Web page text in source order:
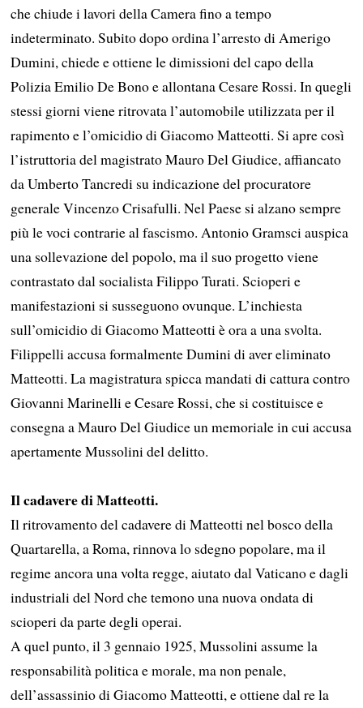
che chiude i lavori della Camera fino a tempo
indeterminato. Subito dopo ordina l’arresto di Amerigo
Dumini, chiede e ottiene le dimissioni del capo della
Polizia Emilio De Bono e allontana Cesare Rossi. In quegli
stessi giorni viene ritrovata l’automobile utilizzata per il
rapimento e l’omicidio di Giacomo Matteotti. Si apre così
l’istruttoria del magistrato Mauro Del Giudice, affiancato
da Umberto Tancredi su indicazione del procuratore
generale Vincenzo Crisafulli. Nel Paese si alzano sempre
più le voci contrarie al fascismo. Antonio Gramsci auspica
una sollevazione del popolo, ma il suo progetto viene
contrastato dal socialista Filippo Turati. Scioperi e
manifestazioni si susseguono ovunque. L’inchiesta
sull’omicidio di Giacomo Matteotti è ora a una svolta.
Filippelli accusa formalmente Dumini di aver eliminato
Matteotti. La magistratura spicca mandati di cattura contro
Giovanni Marinelli e Cesare Rossi, che si costituisce e
consegna a Mauro Del Giudice un memoriale in cui accusa
apertamente Mussolini del delitto.
Il cadavere di Matteotti.
Il ritrovamento del cadavere di Matteotti nel bosco della
Quartarella, a Roma, rinnova lo sdegno popolare, ma il
regime ancora una volta regge, aiutato dal Vaticano e dagli
industriali del Nord che temono una nuova ondata di
scioperi da parte degli operai.
A quel punto, il 3 gennaio 1925, Mussolini assume la
responsabilità politica e morale, ma non penale,
dell’assassinio di Giacomo Matteotti, e ottiene dal re la